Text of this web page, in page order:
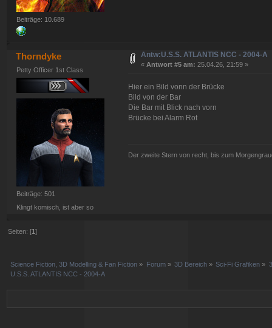
Beiträge: 10.689
Thorndyke
Petty Officer 1st Class
Beiträge: 501
Klingt komisch, ist aber so
Antw:U.S.S. ATLANTIS NCC - 2004-A
« Antwort #5 am: 25.04.26, 21:59 »
Hier ein Bild vonn der Brücke
Bild von der Bar
Die Bar mit Blick nach vorn
Brücke bei Alarm Rot
Der zweite Stern von recht, bis zum
Seiten: [1]
Science Fiction, 3D Modelling & Fan Fiction » Forum» 3D Bereich » Sci-Fi Grafiken »
U.S.S. ATLANTIS NCC - 2004-A